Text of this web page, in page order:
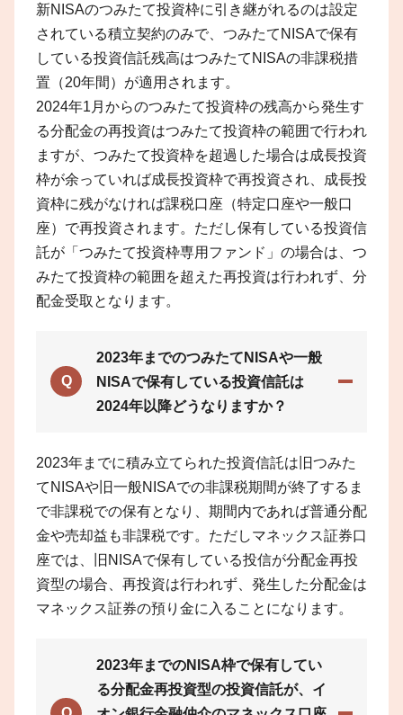
新NISAのつみたて投資枠に引き継がれるのは設定
されている積立契約のみで、つみたてNISAで保有
している投資信託残高はつみたてNISAの非課税措
置（20年間）が適用されます。
2024年1月からのつみたて投資枠の残高から発生す
る分配金の再投資はつみたて投資枠の範囲で行われ
ますが、つみたて投資枠を超過した場合は成長投資
枠が余っていれば成長投資枠で再投資され、成長投
資枠に残がなければ課税口座（特定口座や一般口
座）で再投資されます。ただし保有している投資信
託が「つみたて投資枠専用ファンド」の場合は、つ
みたて投資枠の範囲を超えた再投資は行われず、分
配金受取となります。
Q
2023年までのつみたてNISAや一般
NISAで保有している投資信託は
2024年以降どうなりますか？
2023年までに積み立てられた投資信託は旧つみた
てNISAや旧一般NISAでの非課税期間が終了するま
で非課税での保有となり、期間内であれば普通分配
金や売却益も非課税です。ただしマネックス証券口
座では、旧NISAで保有している投信が分配金再投
資型の場合、再投資は行われず、発生した分配金は
マネックス証券の預り金に入ることになります。
2023年までのNISA枠で保有してい
る分配金再投資型の投資信託が、イ